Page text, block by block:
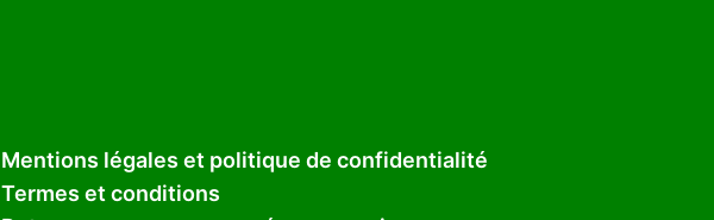
Mentions légales et politique de confidentialité
Termes et conditions